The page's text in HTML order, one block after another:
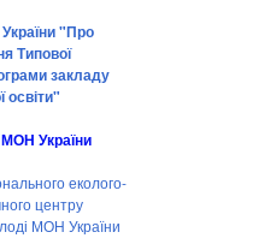
"Про
Типової
закладу
освіти"
України
еколого-
центру
МОН України